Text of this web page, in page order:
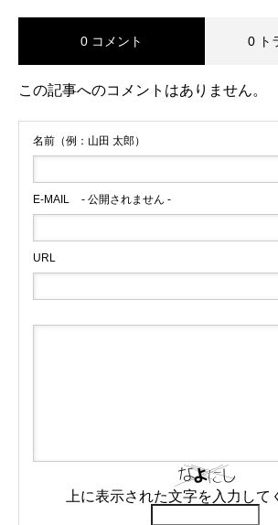
0 コメント 0 ト
この記事へのコメントはありません。
名前（例：山田 太郎）
E-MAIL - 公開されません -
URL
上に表示された文字を入力して